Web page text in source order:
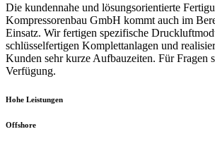
Die kundennahe und lösungsorientierte
Kompressorenbau GmbH kommt auch im
Einsatz. Wir fertigen spezifische
schlüsselfertigen Komplettanlagen und
Kunden sehr kurze Aufbauzeiten. Für Fragen
Verfügung.
Hohe Leistungen
Offshore